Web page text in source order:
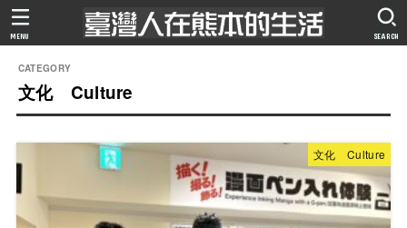
SEARCH
MENU
文化 Culture
文化 Culture